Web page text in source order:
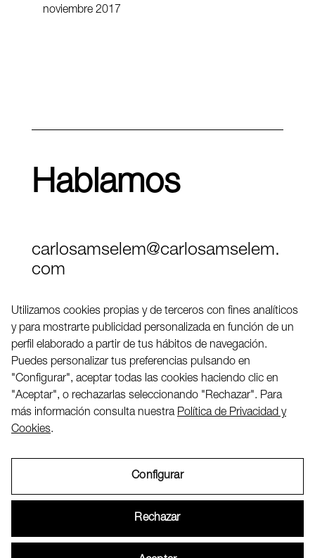
noviembre 2017
Hablamos
carlosamselem@carlosamselem.
com
Twitter
LinkedIN
2026 ©
Utilizamos cookies propias y de terceros con fines analíticos
y para mostrarte publicidad personalizada en función de un
perfil elaborado a partir de tus hábitos de navegación.
Puedes personalizar tus preferencias pulsando en
"Configurar", aceptar todas las cookies haciendo clic en
"Aceptar", o rechazarlas seleccionando "Rechazar". Para
más información consulta nuestra Política de Privacidad y
Cookies.
Configurar
Rechazar
Política de Privacidad y Cookies